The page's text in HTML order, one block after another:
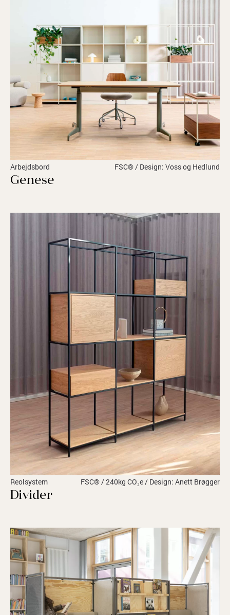
Arbejdsbord FSC® / Design: Voss og Hedlund
Genese
Reolsystem FSC® / 240kg CO₂e / Design: Anett Brøgger
Divider